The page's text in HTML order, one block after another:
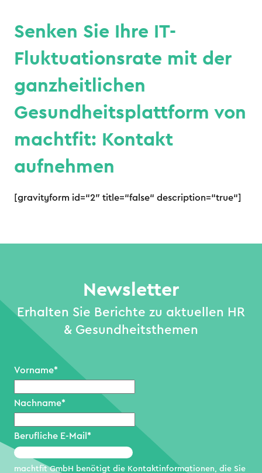
Senken Sie Ihre IT-
Fluktuationsrate mit der
ganzheitlichen
Gesundheitsplattform von
machtfit: Kontakt
aufnehmen
[gravityform id=“2″ title=“false“ description=“true“]
Newsletter
Erhalten Sie Berichte zu aktuellen HR
& Gesundheitsthemen
Vorname*
Nachname*
Berufliche E-Mail *
machtfit GmbH benötigt die Kontaktinformationen, die Sie